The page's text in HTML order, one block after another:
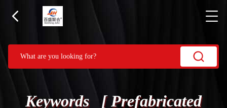
Keywords [ Prefabricated